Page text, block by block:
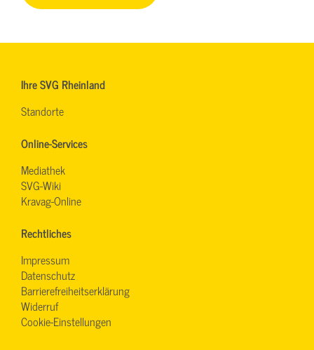
Ihre SVG Rheinland
Standorte
Online-Services
Mediathek
SVG-Wiki
Kravag-Online
Rechtliches
Impressum
Datenschutz
Barrierefreiheitserklärung
Widerruf
Cookie-Einstellungen